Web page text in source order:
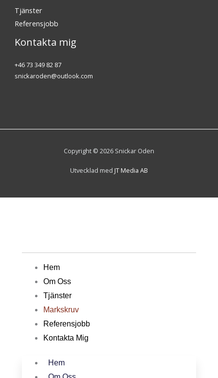
Tjänster
Referensjobb
Kontakta mig
+46 73 349 82 87
snickaroden@outlook.com
Copyright © 2026 Snickar Oden
Utvecklad med JT Media AB
Hem
Om Oss
Tjänster
Markskruv
Referensjobb
Kontakta Mig
Hem